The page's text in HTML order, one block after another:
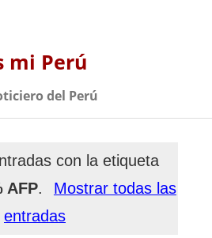
mi Perú
del Perú
con la etiqueta
AFP.
Mostrar todas las
entradas